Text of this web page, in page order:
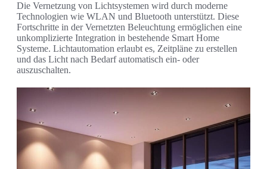
Die Vernetzung von Lichtsystemen wird durch moderne
Technologien wie WLAN und Bluetooth unterstützt. Diese
Fortschritte in der Vernetzten Beleuchtung ermöglichen eine
unkomplizierte Integration in bestehende Smart Home
Systeme. Lichtautomation erlaubt es, Zeitpläne zu erstellen
und das Licht nach Bedarf automatisch ein- oder
auszuschalten.